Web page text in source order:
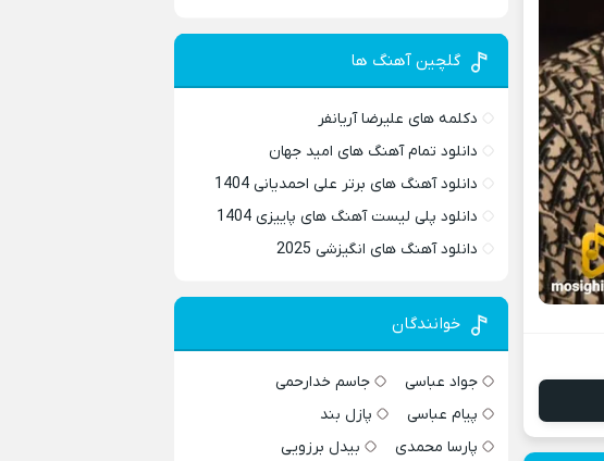
گلچین آهنگ ها
دکلمه های علیرضا آریانفر
دانلود تمام آهنگ های امید جهان
دانلود آهنگ های برتر علی احمدیانی 1404
دانلود پلی لیست آهنگ های پاییزی 1404
دانلود آهنگ های انگیزشی 2025
خوانندگان
جواد عباسی
جاسم خدارحمی
پیام عباسی
پازل بند
پارسا محمدی
بیدل برزویی